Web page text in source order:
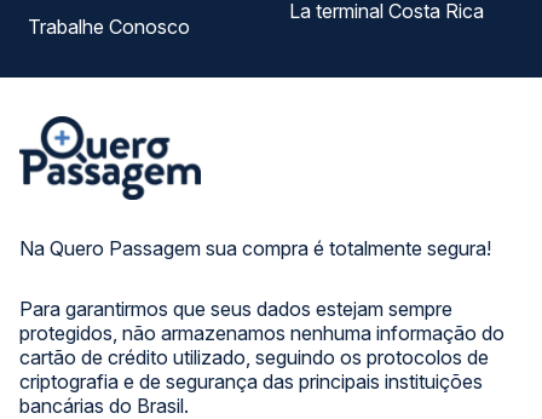
Na Quero Passagem sua compra é totalmente segura!
Para garantirmos que seus dados estejam sempre
protegidos, não armazenamos nenhuma informação do
cartão de crédito utilizado, seguindo os protocolos de
criptografia e de segurança das principais instituições
bancárias do Brasil.
Trabalhe Conosco
La terminal Costa Rica